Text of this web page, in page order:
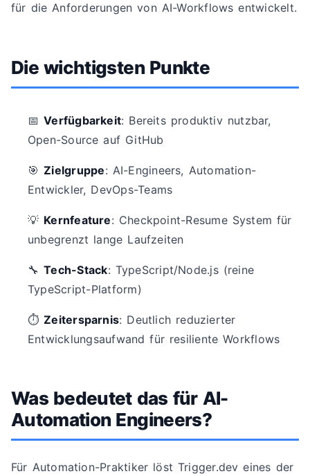
für die Anforderungen von AI-Workflows entwickelt.
Die wichtigsten Punkte
📅Verfügbarkeit: Bereits produktiv nutzbar,
Open-Source auf GitHub
🎯Zielgruppe: AI-Engineers, Automation-
Entwickler, DevOps-Teams
💡 Kernfeature: Checkpoint-Resume System für
unbegrenzt lange Laufzeiten
🔧Tech-Stack: TypeScript/Node.js (reine
TypeScript-Platform)
⏱️Zeitersparnis: Deutlich reduzierter
Entwicklungsaufwand für resiliente Workflows
Was bedeutet das für AI-
Automation Engineers?
Für Automation-Praktiker löst Trigger.dev eines der